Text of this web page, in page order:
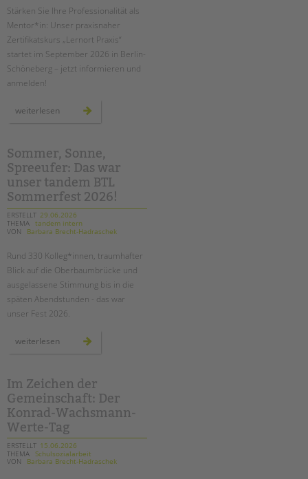
Gesellschafter VdK
schoolcoach BTL
tandem international
KARRIERE
Stellenangebote
tandem als Arbeitgeberin
unkuerzbar
Briefe an Kai
PRESSE
KONTAKT
Impressum
Datenschutz
Hinweisgebersystem
Stärken Sie Ihre Professionalität als
Mentor*in: Unser praxisnaher
Zertifikatskurs „Lernort Praxis“
startet im September 2026 in Berlin-
Schöneberg – jetzt informieren und
anmelden!
weiterlesen zertifikatskurs
schöneberg:
den
„lernort
praxis“
erfolgreich
gestalten
Sommer, Sonne,
Spreeufer: Das war
unser tandem BTL
Sommerfest 2026!
ERSTELLT 29.06.2026
THEMA tandem intern
VON
Barbara Brecht-Hadraschek
Rund 330 Kolleg*innen, traumhafter
Blick auf die Oberbaumbrücke und
ausgelassene Stimmung bis in die
späten Abendstunden - das war
unser Fest 2026.
weiterlesen sommer,
unser
tandem
btl
sommerfest
2026!
Im Zeichen der
Gemeinschaft: Der
Konrad-Wachsmann-
Werte-Tag
ERSTELLT 15.06.2026
THEMA Schulsozialarbeit
VON
Barbara Brecht-Hadraschek